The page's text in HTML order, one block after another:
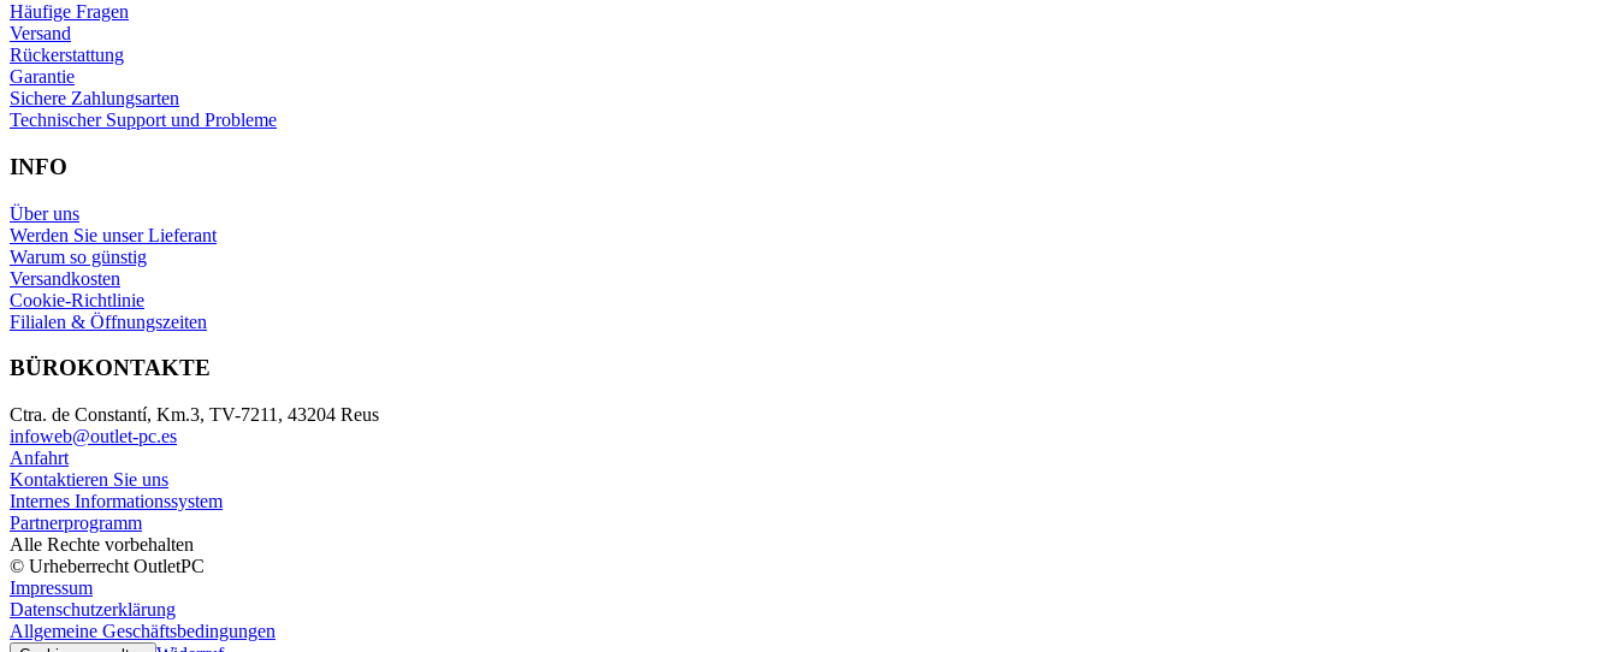
Häufige Fragen
Versand
Rückerstattung
Garantie
Sichere Zahlungsarten
Technischer Support und Probleme
INFO
Über uns
Werden Sie unser Lieferant
Warum so günstig
Versandkosten
Cookie-Richtlinie
Filialen & Öffnungszeiten
BÜROKONTAKTE
Ctra. de Constantí, Km.3, TV-7211, 43204 Reus
infoweb@outlet-pc.es
Anfahrt
Kontaktieren Sie uns
Internes Informationssystem
Partnerprogramm
Alle Rechte vorbehalten
© Urheberrecht OutletPC
Impressum
Datenschutzerklärung
Allgemeine Geschäftsbedingungen